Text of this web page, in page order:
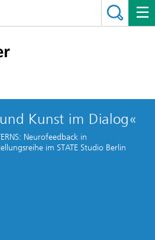
Kunst im Dialog«
Neurofeedback in
im STATE Studio Berlin